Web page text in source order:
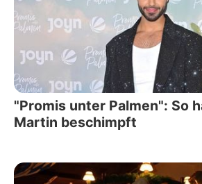
"Promis unter Palmen": So
Martin beschimpft